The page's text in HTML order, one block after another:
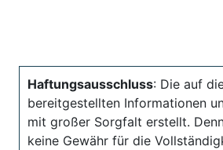
Haftungsausschluss: Die auf
bereitgestellten Informationen
mit großer Sorgfalt erstellt.
keine Gewähr für die